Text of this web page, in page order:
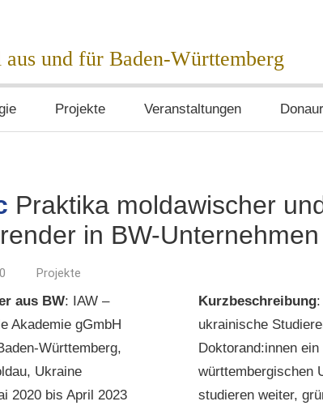
und für Baden-Württemberg
Projekte Veranstaltungen
Praktika moldawischer
in BW-Unternehmen
Projekte
aus BW: IAW –
Akademie gGmbH
Kurzbeschreibung
ukrainische
Doktorand:innen
württembergischen
studieren weiter,
Württemberg,
Ukraine
2020 bis April 2023